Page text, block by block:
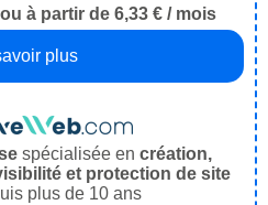
à partir de 6,33 € / mois
plus
spécialisée en création,
et protection de site
plus de 10 ans